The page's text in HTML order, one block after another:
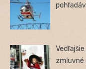
zmluvné